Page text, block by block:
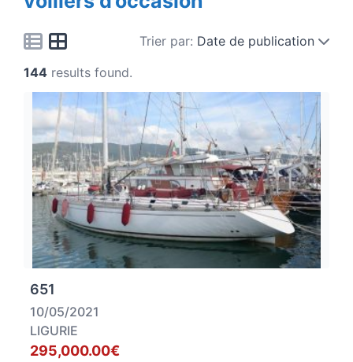
Trier par: Date de publication
144 results found.
651
10/05/2021
LIGURIE
295,000.00€